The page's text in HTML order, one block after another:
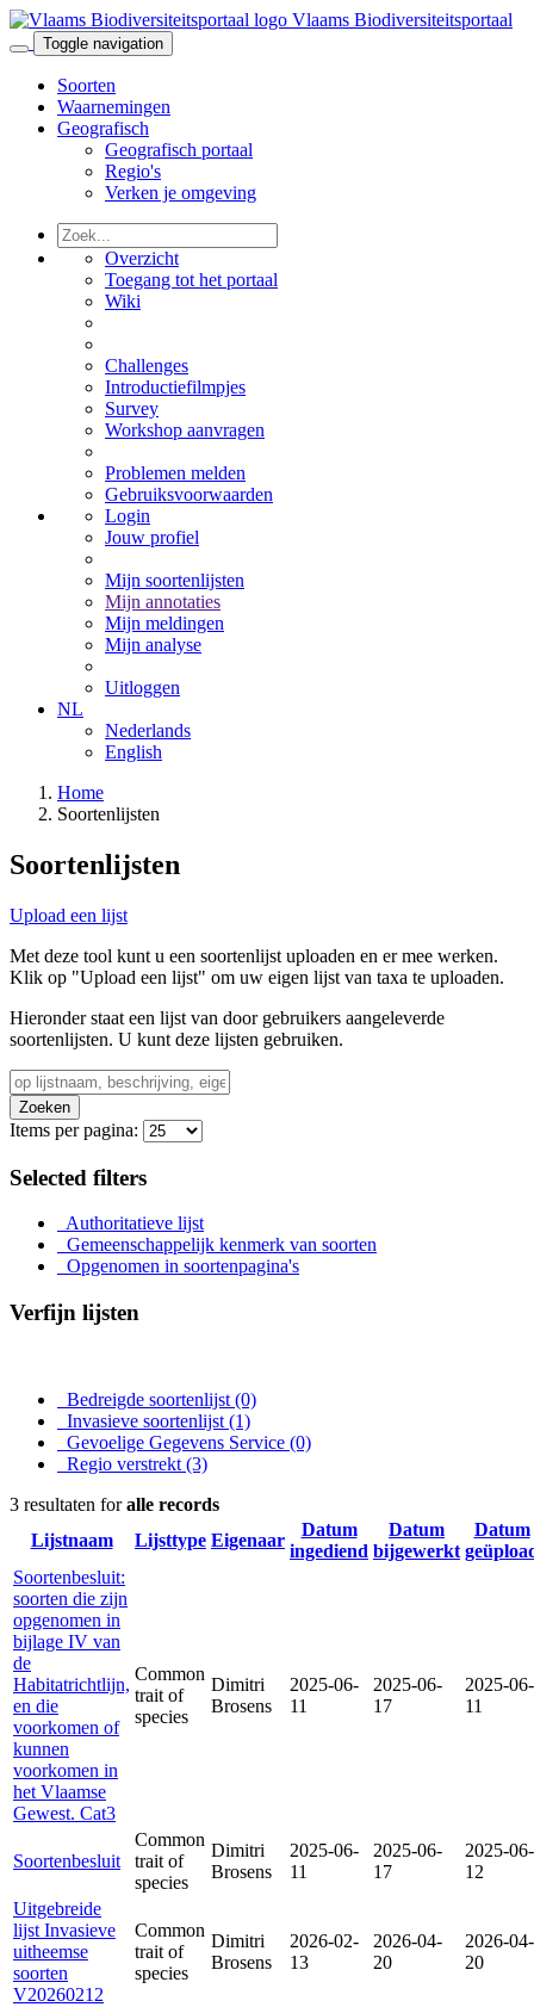
Vlaams Biodiversiteitsportaal
Toggle navigation
Soorten
Waarnemingen
Geografisch
Geografisch portaal
Regio's
Verken je omgeving
Overzicht
Toegang tot het portaal
Wiki
Challenges
Introductiefilmpjes
Survey
Workshop aanvragen
Problemen melden
Gebruiksvoorwaarden
Login
Jouw profiel
Mijn soortenlijsten
Mijn annotaties
Mijn meldingen
Mijn analyse
Uitloggen
NL
Nederlands
English
Home
Soortenlijsten
Soortenlijsten
Upload een lijst
Met deze tool kunt u een soortenlijst uploaden en er mee werken.
Klik op "Upload een lijst" om uw eigen lijst van taxa te uploaden.
Hieronder staat een lijst van door gebruikers aangeleverde
soortenlijsten. U kunt deze lijsten gebruiken.
Zoeken
Items per pagina:
Selected filters
Authoritatieve lijst
Gemeenschappelijk kenmerk van soorten
Opgenomen in soortenpagina's
Verfijn lijsten
Bedreigde soortenlijst (0)
Invasieve soortenlijst (1)
Gevoelige Gegevens Service (0)
Regio verstrekt (3)
3 resultaten foralle records
Lijstnaam
Lijsttype Eigenaar
Datum
ingediend
Datum
bijgewerkt
Datum
Soortenbesluit:
soorten die zijn
opgenomen in
bijlage IV van
de
Habitatrichtlijn,
en die
voorkomen of
kunnen
voorkomen in
het Vlaamse
Gewest. Cat3
Common
trait of
species
Dimitri
Brosens
2025-06-
11
2025-06-
17
2025-06-
11
Soortenbesluit
Common
trait of
species
Dimitri
Brosens
2025-06-
11
2025-06-
17
2025-06-
12
Uitgebreide
lijst Invasieve
uitheemse
soorten
V20260212
Common
trait of
species
Dimitri
Brosens
2026-02-
13
2026-04-
20
2026-04-
20